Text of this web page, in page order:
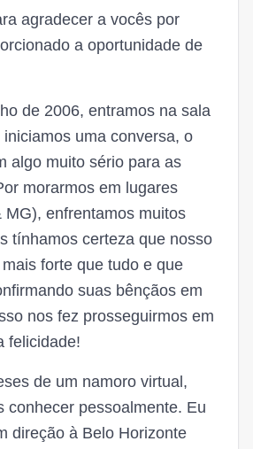
agradecer a vocês por
a oportunidade de
de 2006, entramos na sala
uma conversa, o
algo muito sério para as
morarmos em lugares
MG), enfrentamos muitos
tínhamos certeza que nosso
forte que tudo e que
suas bênçãos em
nos fez prosseguirmos em
felicidade!
de um namoro virtual,
conhecer pessoalmente. Eu
direção à Belo Horizonte